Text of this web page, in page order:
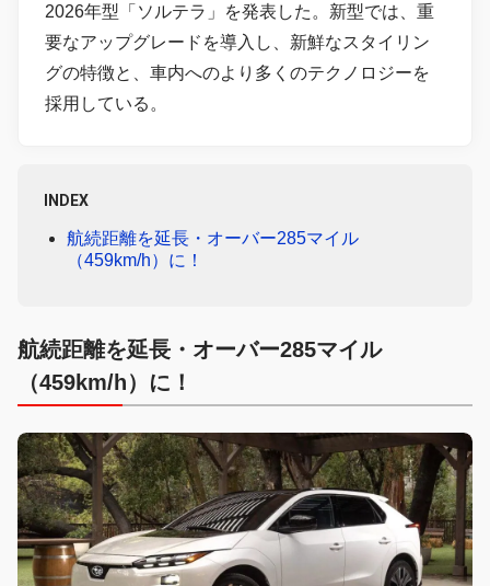
2026年型「ソルテラ」を発表した。新型では、重
要なアップグレードを導入し、新鮮なスタイリン
グの特徴と、車内へのより多くのテクノロジーを
採用している。
INDEX
航続距離を延長・オーバー285マイル
（459km/h）に！
航続距離を延長・オーバー285マイル
（459km/h）に！